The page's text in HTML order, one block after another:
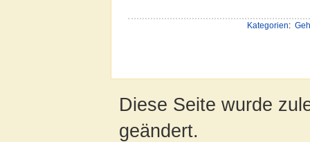
Kategorien:
Diese Seite wurde
geändert.